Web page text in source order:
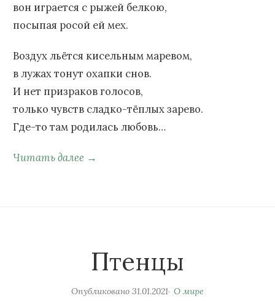
вон играется с рыжей белкою,
посыпая росой ей мех.
Воздух льётся кисельным маревом,
в лужах тонут охапки снов.
И нет призраков голосов,
только чувств сладко-тёплых зарево.
Где-то там родилась любовь…
Читать далее →
Птенцы
Опубликовано 31.01.2021 О мире